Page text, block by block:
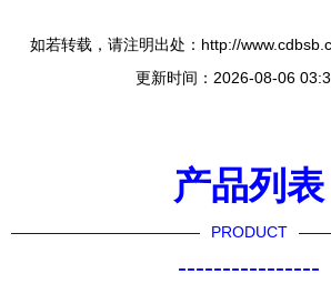
如若转载，请注明出处：http://
更新时间：2026-08-06
产品列表
PRODUCT
----------------